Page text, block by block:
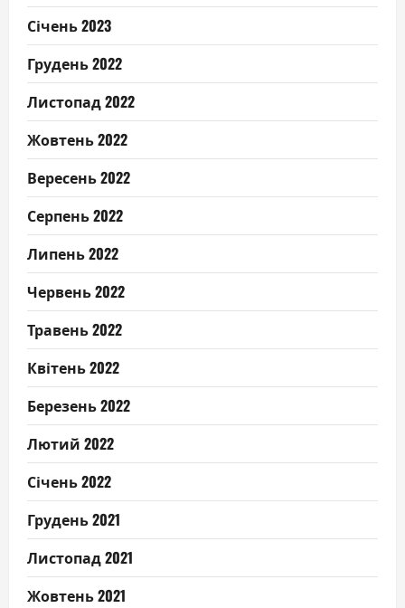
Січень 2023
Грудень 2022
Листопад 2022
Жовтень 2022
Вересень 2022
Серпень 2022
Липень 2022
Червень 2022
Травень 2022
Квітень 2022
Березень 2022
Лютий 2022
Січень 2022
Грудень 2021
Листопад 2021
Жовтень 2021